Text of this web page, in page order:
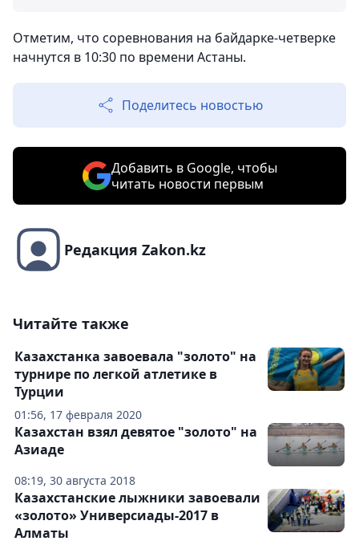
Отметим, что соревнования на байдарке-четверке
начнутся в 10:30 по времени Астаны.
Поделитесь новостью
Добавить в Google, чтобы
читать новости первым
Редакция Zakon.kz
Читайте также
01:56, 17 февраля 2020
Казахстанка завоевала "золото" на
турнире по легкой атлетике в
Турции
08:19, 30 августа 2018
Казахстан взял девятое "золото" на
Азиаде
Казахстанские лыжники завоевали
«золото» Универсиады-2017 в
Алматы